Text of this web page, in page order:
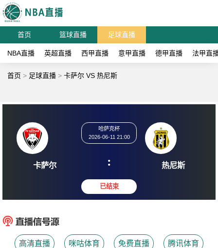
首页 篮球直播 足球直播
NBA直播 英超直播 西甲直播 意甲直播 德甲直播 法甲直
首页 > 足球直播 > 卡萨尔 VS 热尼斯
卡萨尔
2026-06-11 21:00
: 热
高清直播 咪咕体育 免费直播 腾讯体育